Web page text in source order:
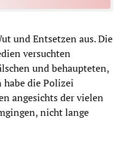
und Entsetzen aus. Die
versuchten
und behaupteten,
habe die Polizei
angesichts der vielen
nicht lange